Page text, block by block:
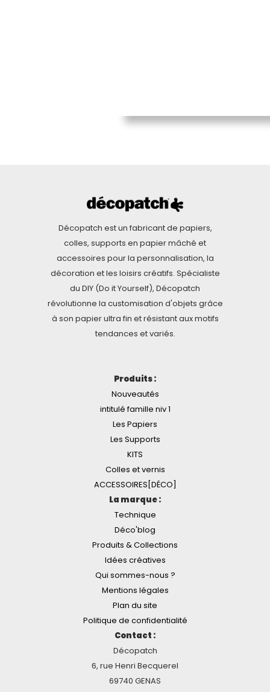
Décopatch est un fabricant de papiers,
colles, supports en papier mâché et
accessoires pour la personnalisation, la
décoration et les loisirs créatifs. Spécialiste
du DIY (Do it Yourself), Décopatch
révolutionne la customisation d'objets grâce
à son papier ultra fin et résistant aux motifs
tendances et variés.
Produits :
Nouveautés
intitulé famille niv 1
Les Papiers
Les Supports
KITS
Colles et vernis
ACCESSOIRES[DÉCO]
La marque :
Technique
Déco'blog
Produits & Collections
Idées créatives
Qui sommes-nous ?
Mentions légales
Plan du site
Politique de confidentialité
Contact :
Décopatch
6, rue Henri Becquerel
69740 GENAS